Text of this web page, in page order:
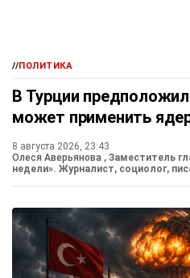
//ПОЛИТИКА
В Турции
может применить
8 августа 2026, 23:43
Олеся Аверьянова , Заместитель
недели». Журналист, социолог,